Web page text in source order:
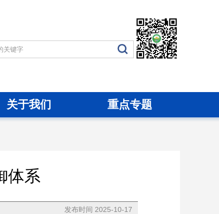
关于我们 重点专题
体系
发布时间 2025-10-17